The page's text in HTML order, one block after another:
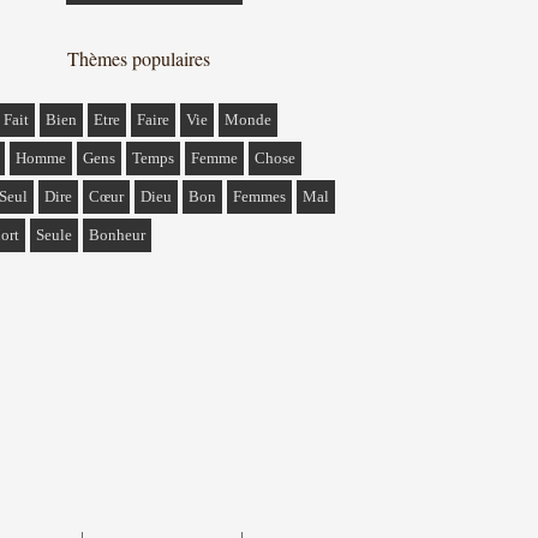
Thèmes populaires
Fait Bien Etre Faire Vie Monde
Homme Gens Temps Femme Chose
Seul Dire Cœur Dieu Bon Femmes Mal
Seule Bonheur